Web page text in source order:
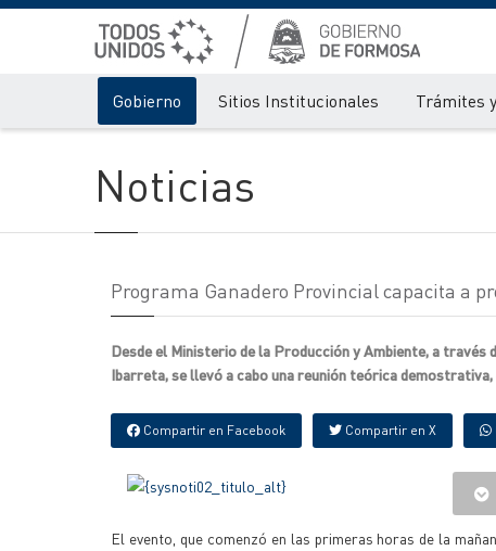
Gobierno Sitios Institucionales Trámites
Noticias
Programa Ganadero Provincial capacita a
Desde el Ministerio de la Producción y Ambiente, a través
Ibarreta, se llevó a cabo una reunión teórica
Compartir en Facebook Compartir en X
El evento, que comenzó en las primeras horas de la